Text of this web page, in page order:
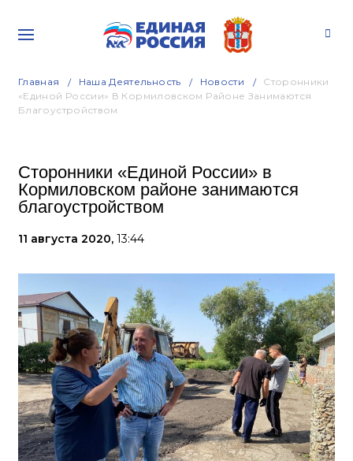
Главная Наша Деятельность Новости
Сторонники
«Единой России» В Кормиловском Районе Занимаются
Благоустройством
Сторонники «Единой России» в
Кормиловском районе занимаются
благоустройством
11 августа 2020, 13:44